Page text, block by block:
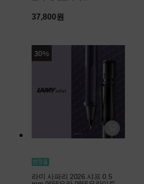
37,800원
30%
라미 사파리 2026 샤프 0.5